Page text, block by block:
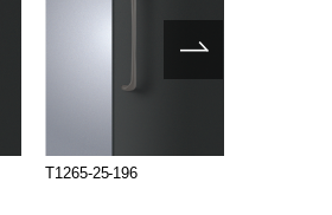
T1265-25-196